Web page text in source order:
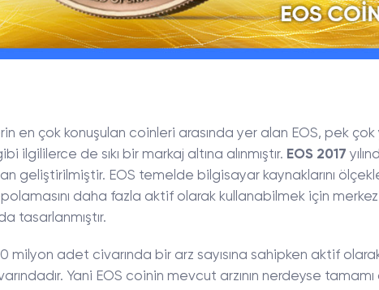
en çok konuşulan coinleri arasında yer alan EOS, pek çok
ilgililerce de sıkı bir markaj altına alınmıştır. EOS 2017
geliştirilmiştir. EOS temelde bilgisayar kaynaklarını
daha fazla aktif olarak kullanabilmek için
tasarlanmıştır.
milyon adet civarında bir arz sayısına sahipken aktif
Yani EOS coinin mevcut arzının nerdeyse